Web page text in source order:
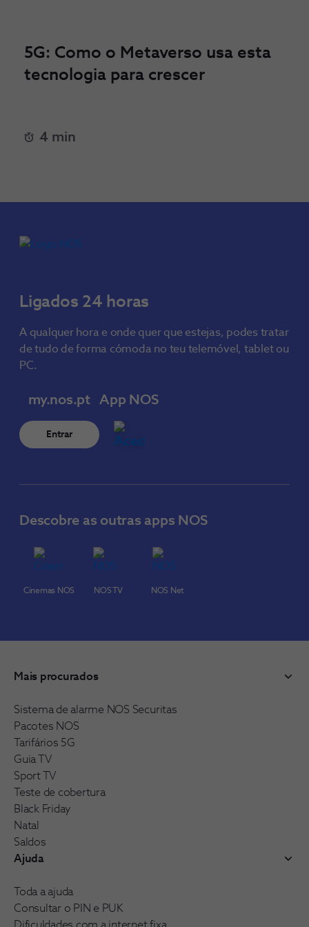
5G: Como o Metaverso usa esta
tecnologia para crescer
4 min
Ligados 24 horas
A qualquer hora e onde quer que estejas, podes tratar
de tudo de forma cómoda no teu telemóvel, tablet ou
PC.
my.nos.pt
Entrar
App NOS
Descobre as outras apps NOS
Cinemas NOS NOS TV NOS Net
Mais procurados
Sistema de alarme NOS Securitas
Pacotes NOS
Tarifários 5G
Guia TV
Sport TV
Teste de cobertura
Black Friday
Natal
Saldos
Ajuda
Toda a ajuda
Consultar o PIN e PUK